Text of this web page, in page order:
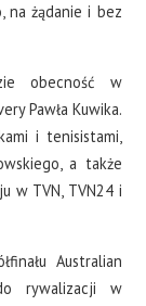
na żądanie i bez
obecność w
Pawła Kuwika.
i tenisistami,
a także
w TVN, TVN24 i
Australian
rywalizacji w